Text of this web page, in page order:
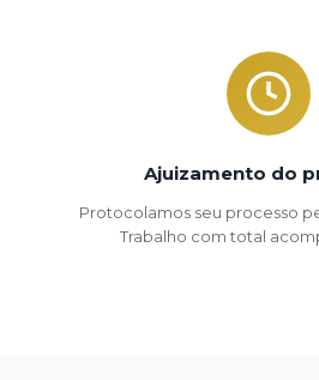
Ajuizamento do
Protocolamos seu processo
Trabalho com total